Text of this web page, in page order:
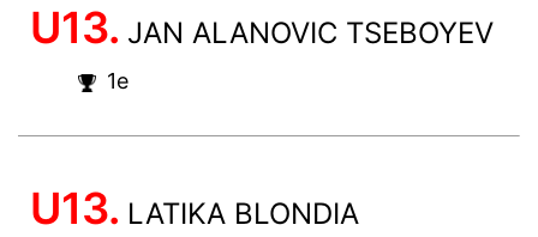
U13. JAN ALANOVIC TSEBOYEV
1e
U13. LATIKA BLONDIA